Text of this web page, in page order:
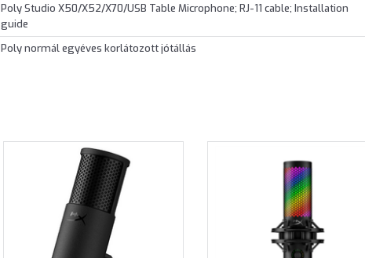
Poly Studio X50/X52/X70/USB Table Microphone; RJ-11 cable; Installation
guide
Poly normál egyéves korlátozott jótállás